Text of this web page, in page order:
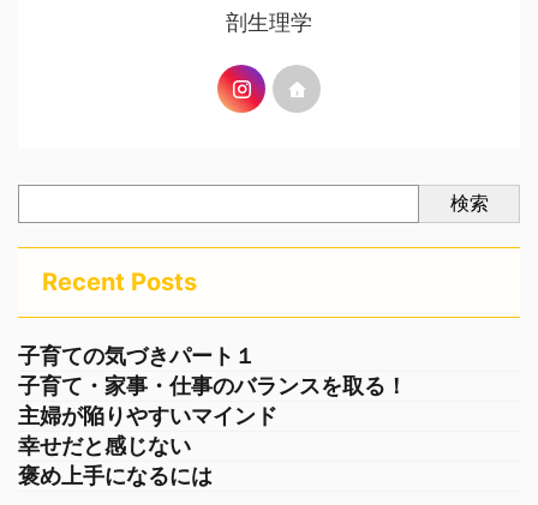
剖生理学
検索
Recent Posts
子育ての気づきパート１
子育て・家事・仕事のバランスを取る！
主婦が陥りやすいマインド
幸せだと感じない
褒め上手になるには